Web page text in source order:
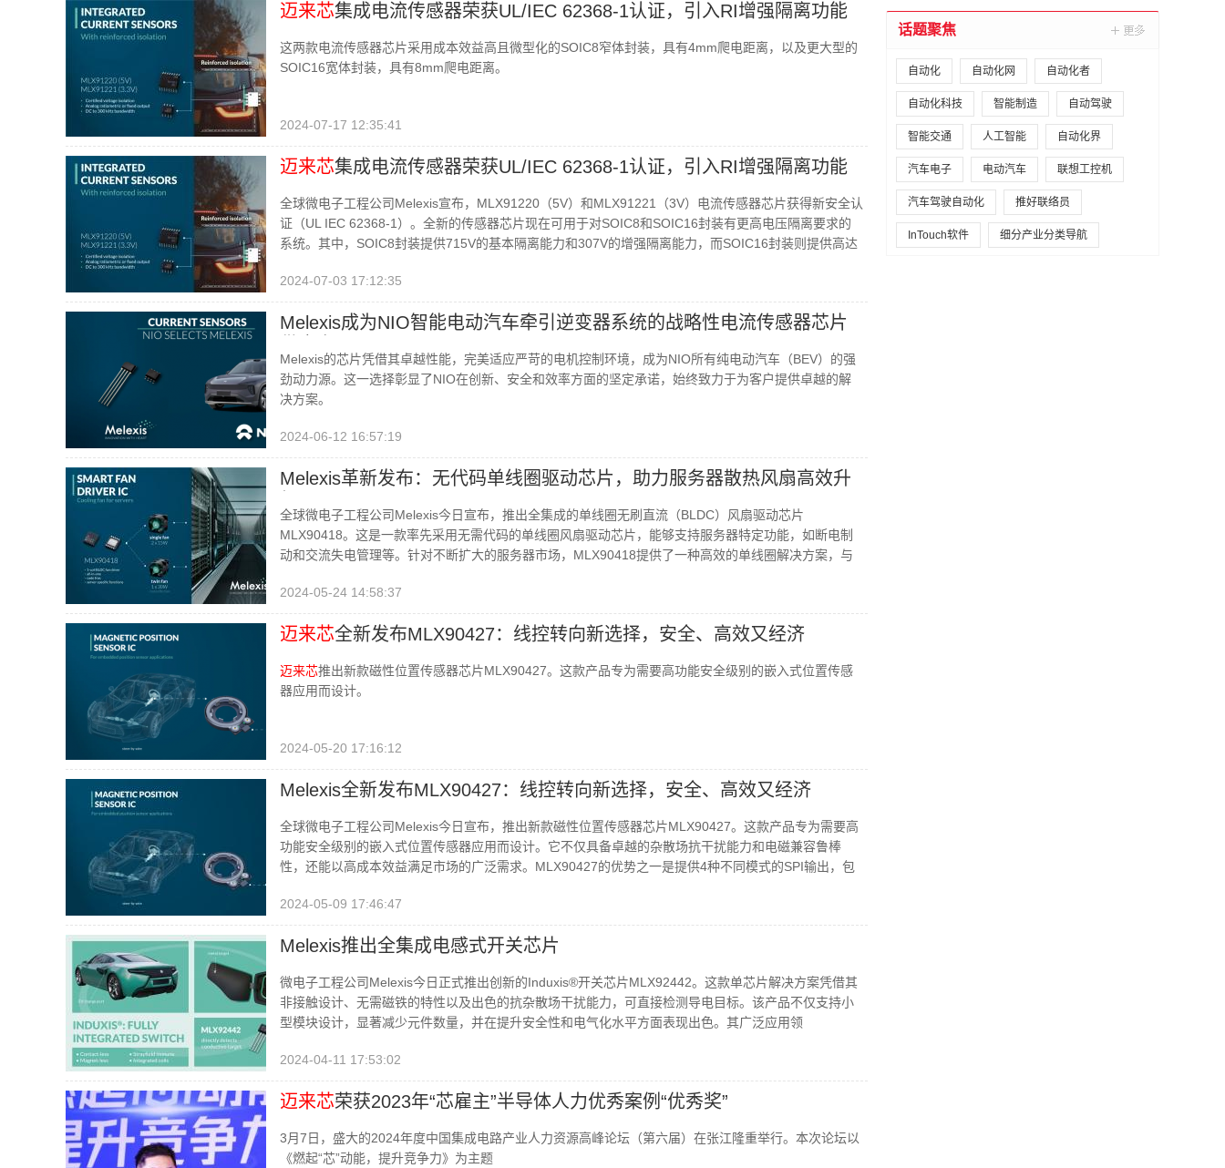
迈来芯集成电流传感器荣获UL/IEC 62368-1认证，引入RI增强隔离功能
这两款电流传感器芯片采用成本效益高且微型化的SOIC8窄体封装，具有4mm爬电距离，以及更大型的
SOIC16宽体封装，具有8mm爬电距离。
2024-07-17 12:35:41
迈来芯集成电流传感器荣获UL/IEC 62368-1认证，引入RI增强隔离功能
全球微电子工程公司Melexis宣布，MLX91220（5V）和MLX91221（3V）电流传感器芯片获得新安全认
证（UL IEC 62368-1）。全新的传感器芯片现在可用于对SOIC8和SOIC16封装有更高电压隔离要求的
系统。其中，SOIC8封装提供715V的基本隔离能力和307V的增强隔离能力，而SOIC16封装则提供高达
2024-07-03 17:12:35
Melexis成为NIO智能电动汽车牵引逆变器系统的战略性电流传感器芯片
Melexis的芯片凭借其卓越性能，完美适应严苛的电机控制环境，成为NIO所有纯电动汽车（BEV）的强
劲动力源。这一选择彰显了NIO在创新、安全和效率方面的坚定承诺，始终致力于为客户提供卓越的解
决方案。
2024-06-12 16:57:19
Melexis革新发布：无代码单线圈驱动芯片，助力服务器散热风扇高效升
全球微电子工程公司Melexis今日宣布，推出全集成的单线圈无刷直流（BLDC）风扇驱动芯片
MLX90418。这是一款率先采用无需代码的单线圈风扇驱动芯片，能够支持服务器特定功能，如断电制
动和交流失电管理等。针对不断扩大的服务器市场，MLX90418提供了一种高效的单线圈解决方案，与
2024-05-24 14:58:37
迈来芯全新发布MLX90427：线控转向新选择，安全、高效又经济
迈来芯推出新款磁性位置传感器芯片MLX90427。这款产品专为需要高功能安全级别的嵌入式位置传感
器应用而设计。
2024-05-20 17:16:12
Melexis全新发布MLX90427：线控转向新选择，安全、高效又经济
全球微电子工程公司Melexis今日宣布，推出新款磁性位置传感器芯片MLX90427。这款产品专为需要高
功能安全级别的嵌入式位置传感器应用而设计。它不仅具备卓越的杂散场抗干扰能力和电磁兼容鲁棒
性，还能以高成本效益满足市场的广泛需求。MLX90427的优势之一是提供4种不同模式的SPI输出，包
2024-05-09 17:46:47
Melexis推出全集成电感式开关芯片
微电子工程公司Melexis今日正式推出创新的Induxis®开关芯片MLX92442。这款单芯片解决方案凭借其
非接触设计、无需磁铁的特性以及出色的抗杂散场干扰能力，可直接检测导电目标。该产品不仅支持小
型模块设计，显著减少元件数量，并在提升安全性和电气化水平方面表现出色。其广泛应用领
2024-04-11 17:53:02
迈来芯荣获2023年“芯雇主”半导体人力优秀案例“优秀奖”
3月7日，盛大的2024年度中国集成电路产业人力资源高峰论坛（第六届）在张江隆重举行。本次论坛以
《燃起“芯”动能，提升竞争力》为主题
话题聚焦
自动化 自动化网 自动化者
自动化科技 智能制造 自动驾驶
智能交通 人工智能 自动化界
汽车电子 电动汽车 联想工控机
汽车驾驶自动化 推好联络员
InTouch软件 细分产业分类导航